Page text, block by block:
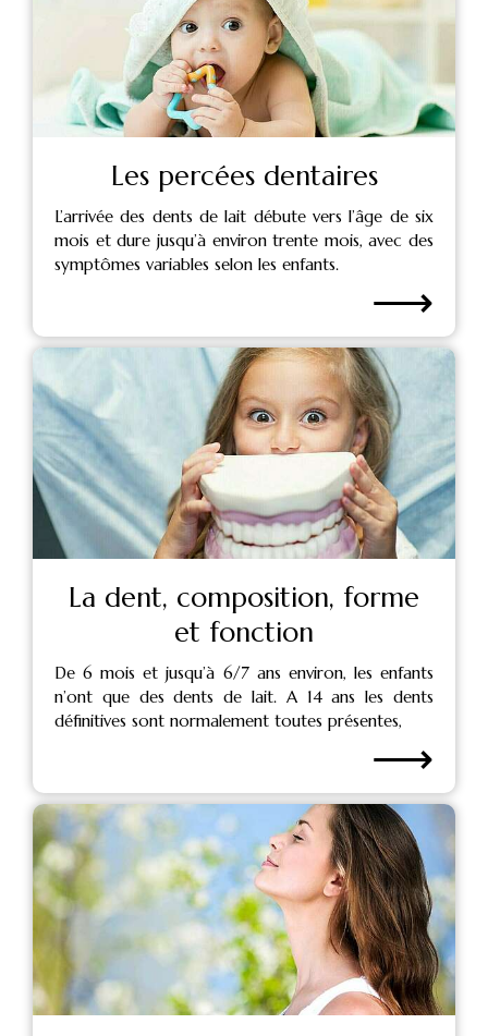
Les percées dentaires
L’arrivée des dents de lait débute vers l’âge de six
mois et dure jusqu’à environ trente mois, avec des
symptômes variables selon les enfants.
⟶
La dent, composition, forme
et fonction
De 6 mois et jusqu’à 6/7 ans environ, les enfants
n’ont que des dents de lait. A 14 ans les dents
définitives sont normalement toutes présentes,
⟶